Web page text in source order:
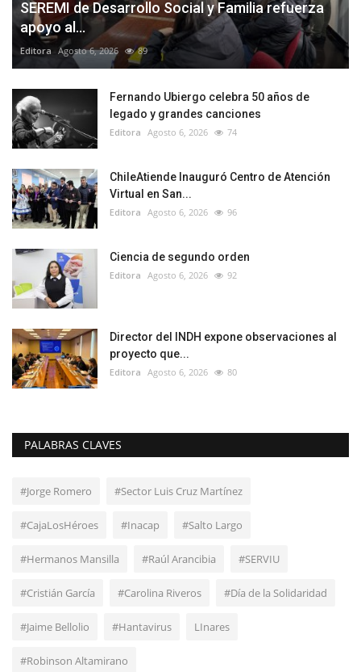
SEREMI de Desarrollo Social y Familia refuerza
apoyo al...
Editora Agosto 6, 2026 89
Fernando Ubiergo celebra 50 años de
legado y grandes canciones
Editora Agosto 6, 2026 74
ChileAtiende Inauguró Centro de Atención
Virtual en San...
Editora Agosto 6, 2026 96
Ciencia de segundo orden
Editora Agosto 6, 2026 92
Director del INDH expone observaciones al
proyecto que...
Editora Agosto 6, 2026 80
PALABRAS CLAVES
#Jorge Romero #Sector Luis Cruz Martínez
#CajaLosHéroes #Inacap #Salto Largo
#Hermanos Mansilla #Raúl Arancibia #SERVIU
#Cristián García #Carolina Riveros #Día de la Solidaridad
#Jaime Bellolio #Hantavirus LInares
#Robinson Altamirano